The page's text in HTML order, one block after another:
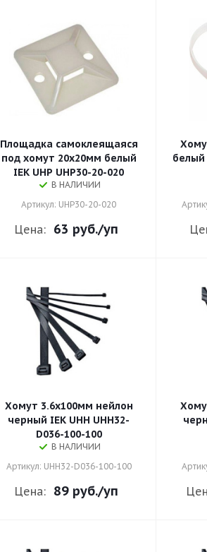
Площадка самоклеящаяся
под хомут 20х20мм белый
IEK UHP UHP30-20-020
В НАЛИЧИИ
Артикул: UHP30-20-020
Цена: 63 руб./уп
белый
Хомут 3.6х100мм нейлон
черный IEK UHH UHH32-
D036-100-100
В НАЛИЧИИ
Артикул: UHH32-D036-100-100
Цена: 89 руб./уп